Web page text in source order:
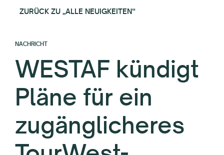
ZURÜCK ZU „ALLE NEUIGKEITEN“
NACHRICHT
WESTAF kündigt
Pläne für ein
zugänglicheres